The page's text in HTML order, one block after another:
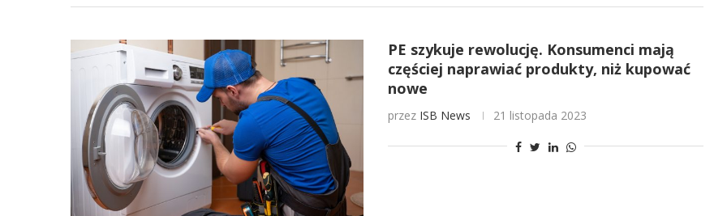
PE szykuje rewolucję. Konsumenci mają
częściej naprawiać produkty, niż kupować
nowe
przez ISB News 21 listopada 2023